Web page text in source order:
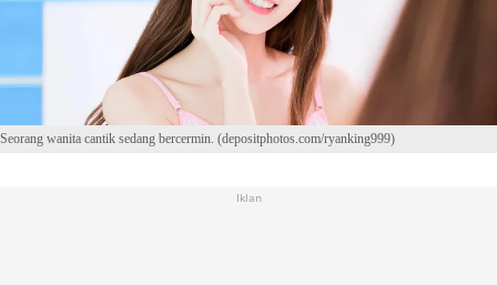
Seorang wanita cantik sedang bercermin. (depositphotos.com/ryanking999)
Iklan